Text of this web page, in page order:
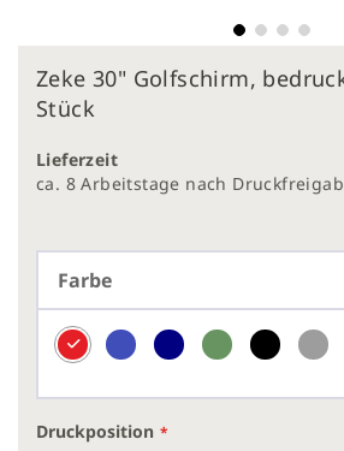
Anfang
Zeke 30" Golfschirm,
Stück
Lieferzeit
ca. 8 Arbeitstage nach
Farbe
Druckposition